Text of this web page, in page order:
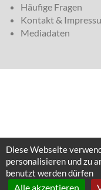
Häufige Fragen
Kontakt &
Mediadaten
Diese Webseite
personalisieren und zu
benutzt werden dürfen
Alle akzeptieren